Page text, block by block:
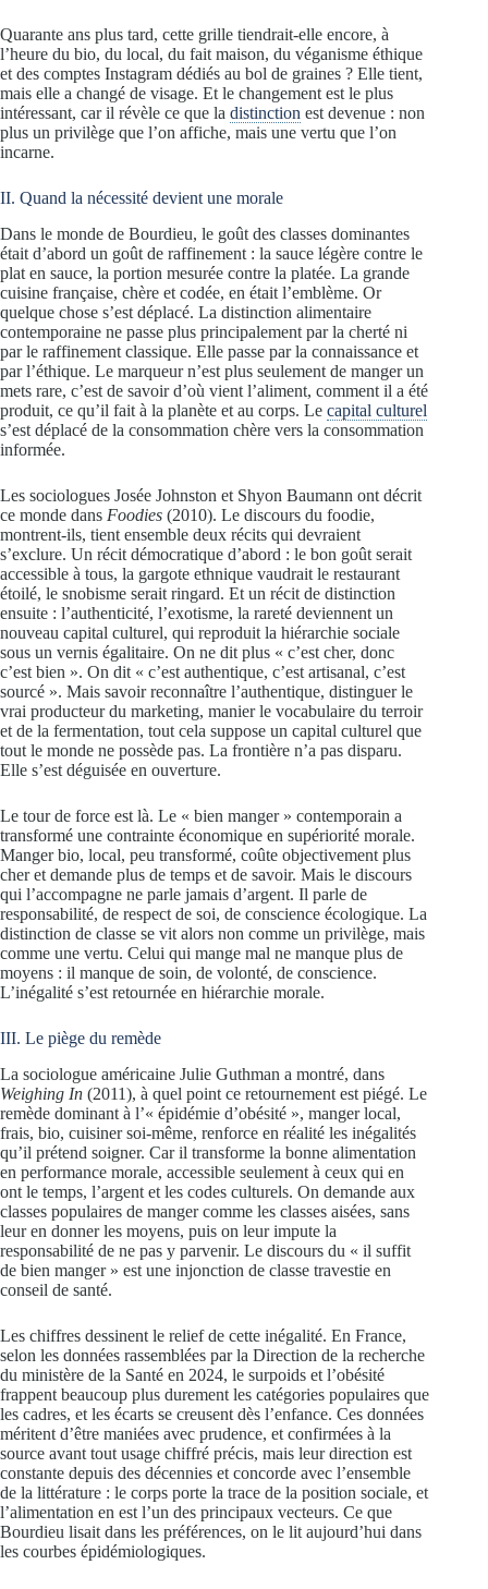
Quarante ans plus tard, cette grille tiendrait-elle encore, à
l’heure du bio, du local, du fait maison, du véganisme éthique
et des comptes Instagram dédiés au bol de graines ? Elle tient,
mais elle a changé de visage. Et le changement est le plus
intéressant, car il révèle ce que la distinction est devenue : non
plus un privilège que l’on affiche, mais une vertu que l’on
incarne.
II. Quand la nécessité devient une morale
Dans le monde de Bourdieu, le goût des classes dominantes
était d’abord un goût de raffinement : la sauce légère contre le
plat en sauce, la portion mesurée contre la platée. La grande
cuisine française, chère et codée, en était l’emblème. Or
quelque chose s’est déplacé. La distinction alimentaire
contemporaine ne passe plus principalement par la cherté ni
par le raffinement classique. Elle passe par la connaissance et
par l’éthique. Le marqueur n’est plus seulement de manger un
mets rare, c’est de savoir d’où vient l’aliment, comment il a été
produit, ce qu’il fait à la planète et au corps. Le capital culturel
s’est déplacé de la consommation chère vers la consommation
informée.
Les sociologues Josée Johnston et Shyon Baumann ont décrit
ce monde dans Foodies (2010). Le discours du foodie,
montrent-ils, tient ensemble deux récits qui devraient
s’exclure. Un récit démocratique d’abord : le bon goût serait
accessible à tous, la gargote ethnique vaudrait le restaurant
étoilé, le snobisme serait ringard. Et un récit de distinction
ensuite : l’authenticité, l’exotisme, la rareté deviennent un
nouveau capital culturel, qui reproduit la hiérarchie sociale
sous un vernis égalitaire. On ne dit plus « c’est cher, donc
c’est bien ». On dit « c’est authentique, c’est artisanal, c’est
sourcé ». Mais savoir reconnaître l’authentique, distinguer le
vrai producteur du marketing, manier le vocabulaire du terroir
et de la fermentation, tout cela suppose un capital culturel que
tout le monde ne possède pas. La frontière n’a pas disparu.
Elle s’est déguisée en ouverture.
Le tour de force est là. Le « bien manger » contemporain a
transformé une contrainte économique en supériorité morale.
Manger bio, local, peu transformé, coûte objectivement plus
cher et demande plus de temps et de savoir. Mais le discours
qui l’accompagne ne parle jamais d’argent. Il parle de
responsabilité, de respect de soi, de conscience écologique. La
distinction de classe se vit alors non comme un privilège, mais
comme une vertu. Celui qui mange mal ne manque plus de
moyens : il manque de soin, de volonté, de conscience.
L’inégalité s’est retournée en hiérarchie morale.
III. Le piège du remède
La sociologue américaine Julie Guthman a montré, dans
Weighing In (2011), à quel point ce retournement est piégé. Le
remède dominant à l’« épidémie d’obésité », manger local,
frais, bio, cuisiner soi-même, renforce en réalité les inégalités
qu’il prétend soigner. Car il transforme la bonne alimentation
en performance morale, accessible seulement à ceux qui en
ont le temps, l’argent et les codes culturels. On demande aux
classes populaires de manger comme les classes aisées, sans
leur en donner les moyens, puis on leur impute la
responsabilité de ne pas y parvenir. Le discours du « il suffit
de bien manger » est une injonction de classe travestie en
conseil de santé.
Les chiffres dessinent le relief de cette inégalité. En France,
selon les données rassemblées par la Direction de la recherche
du ministère de la Santé en 2024, le surpoids et l’obésité
frappent beaucoup plus durement les catégories populaires que
les cadres, et les écarts se creusent dès l’enfance. Ces données
méritent d’être maniées avec prudence, et confirmées à la
source avant tout usage chiffré précis, mais leur direction est
constante depuis des décennies et concorde avec l’ensemble
de la littérature : le corps porte la trace de la position sociale, et
l’alimentation en est l’un des principaux vecteurs. Ce que
Bourdieu lisait dans les préférences, on le lit aujourd’hui dans
les courbes épidémiologiques.